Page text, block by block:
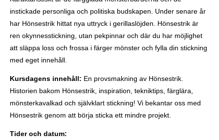
instickade personliga och politiska budskapen. Under senare år
har Hönsestrik hittat nya uttryck i gerillaslöjden. Hönsestrik är
ren okynnesstickning, utan pekpinnar och där du har möjlighet
att släppa loss och frossa i färger mönster och fylla din stickning
med eget innehåll.
Kursdagens innehåll: En provsmakning av Hönsestrik.
Historien bakom Hönsestrik, inspiration, tekniktips, färglära,
mönsterkavalkad och självklart stickning! Vi bekantar oss med
Hönsestrik genom att börja sticka ett mindre projekt.
Tider och datum: